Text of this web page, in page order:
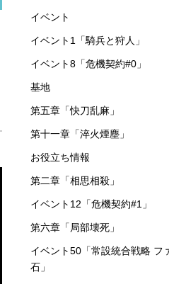
イベント
イベント1「騎兵と狩人」
イベント8「危機契約#0」
基地
第五章「快刀乱麻」
第十一章「淬火煙塵」
お役立ち情報
第二章「相思相殺」
イベント12「危機契約#1」
第六章「局部壊死」
イベント50「常設統合戦略 フ
石」